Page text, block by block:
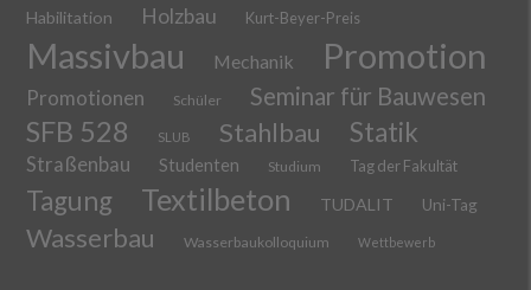
Habilitation Holzbau Kurt-Beyer-Preis
Massivbau Mechanik Promotion
Promotionen Schüler Seminar für Bauwesen
SFB 528 SLUB Stahlbau Statik
Straßenbau Studenten Studium Tag der Fakultät
Tagung Textilbeton TUDALIT Uni-Tag
Wasserbau Wasserbaukolloquium Wettbewerb